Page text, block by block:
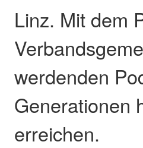
Linz. Mit dem
werdenden
Generationen
erreichen.